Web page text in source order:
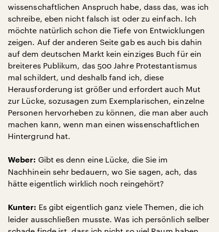
wissenschaftlichen Anspruch habe, dass das, was ich
schreibe, eben nicht falsch ist oder zu einfach. Ich
möchte natürlich schon die Tiefe von Entwicklungen
zeigen. Auf der anderen Seite gab es auch bis dahin
auf dem deutschen Markt kein einziges Buch für ein
breiteres Publikum, das 500 Jahre Protestantismus
mal schildert, und deshalb fand ich, diese
Herausforderung ist größer und erfordert auch Mut
zur Lücke, sozusagen zum Exemplarischen, einzelne
Personen hervorheben zu können, die man aber auch
machen kann, wenn man einen wissenschaftlichen
Hintergrund hat.
Weber: Gibt es denn eine Lücke, die Sie im
Nachhinein sehr bedauern, wo Sie sagen, ach, das
hätte eigentlich wirklich noch reingehört?
Kunter: Es gibt eigentlich ganz viele Themen, die ich
leider ausschließen musste. Was ich persönlich selber